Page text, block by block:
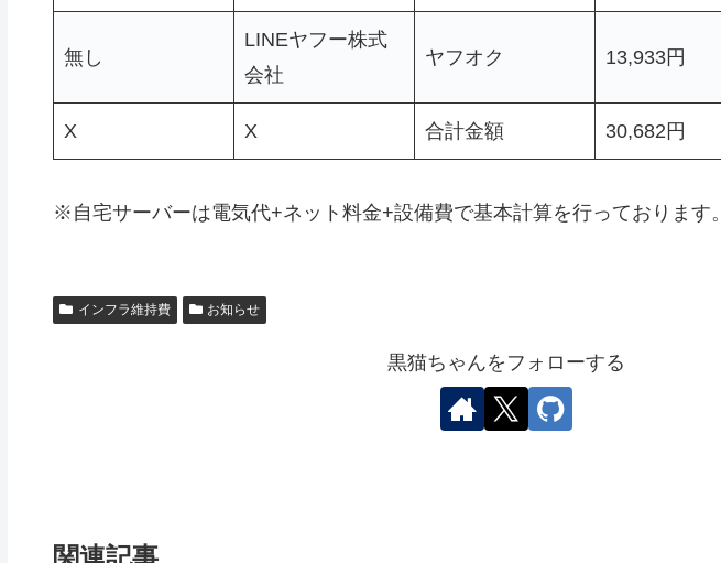
無し
LINEヤフー株式
会社
ヤフオク 13,933円
X X 合計金額 30,682円
※自宅サーバーは電気代+ネット料金+設備費で基本計算を行っております。
インフラ維持費 お知らせ
黒猫ちゃんをフォローする
関連記事